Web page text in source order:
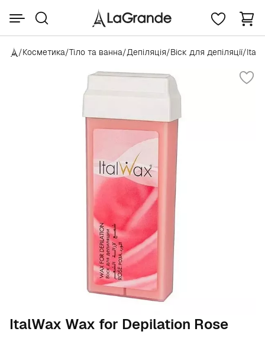
/Косметика/Тіло та ванна/Депіляція/Віск для депіляції/
ItalWax Wax for Depilation Rose